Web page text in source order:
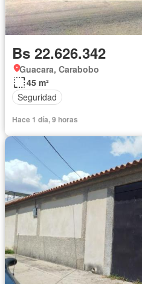
Bs 22.626.342
Guacara, Carabobo
45 m²
Seguridad
Hace 1 día, 9 horas